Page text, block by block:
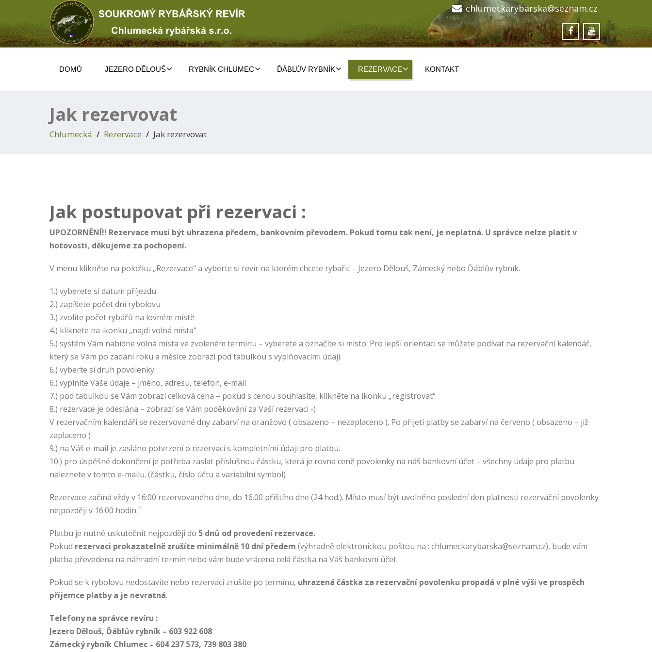
chlumeckarybarska@seznam.cz
DOMŮ JEZERO DĚLOUŠ RYBNÍK CHLUMEC ĎÁBLŮV RYBNÍK REZERVACE KONTAKT
Jak rezervovat
Chlumecká Rezervace Jak rezervovat
Jak postupovat při rezervaci :
UPOZORNĚNÍ!! Rezervace musí být uhrazena předem, bankovním převodem. Pokud tomu tak není, je neplatná. U správce nelze platit v
hotovosti, děkujeme za pochopení.
V menu klikněte na položku „Rezervace“ a vyberte si revír na kterém chcete rybařit – Jezero Dělouš, Zámecký nebo Ďáblův rybník.
1.) vyberete si datum příjezdu
2.) zapíšete počet dní rybolovu
3.) zvolíte počet rybářů na lovném místě
4.) kliknete na ikonku „najdi volná místa“
5.) systém Vám nabídne volná místa ve zvoleném termínu – vyberete a označíte si místo. Pro lepší orientaci se můžete podívat na rezervační kalendář,
který se Vám po zadání roku a měsíce zobrazí pod tabulkou s vyplňovacími údaji.
6.) vyberte si druh povolenky
6.) vyplníte Vaše údaje – jméno, adresu, telefon, e-mail
7.) pod tabulkou se Vám zobrazí celková cena – pokud s cenou souhlasíte, klikněte na ikonku „registrovat“
8.) rezervace je odeslána – zobrazí se Vám poděkování za Vaší rezervaci -)
V rezervačním kalendáři se rezervované dny zabarví na oranžovo ( obsazeno – nezaplaceno ). Po přijetí platby se zabarví na červeno ( obsazeno – již
zaplaceno )
9.) na Váš e-mail je zasláno potvrzení o rezervaci s kompletními údaji pro platbu.
10.) pro úspěšné dokončení je potřeba zaslat příslušnou částku, která je rovna ceně povolenky na náš bankovní účet – všechny údaje pro platbu
naleznete v tomto e-mailu. (částku, číslo účtu a variabilní symbol)
Rezervace začíná vždy v 16:00 rezervovaného dne, do 16.00 příštího dne (24 hod.). Místo musí být uvolněno poslední den platnosti rezervační povolenky
nejpozději v 16:00 hodin.¨
Platbu je nutné uskutečnit nejpozději do 5 dnů od provedení rezervace.
Pokud rezervaci prokazatelně zrušíte minimálně 10 dní předem (výhradně elektronickou poštou na : chlumeckarybarska@seznam.cz), bude vám
platba převedena na náhradní termín nebo vám bude vrácena celá částka na Váš bankovní účet.
Pokud se k rybolovu nedostavíte nebo rezervaci zrušíte po termínu, uhrazená částka za rezervační povolenku propadá v plné výši ve prospěch
příjemce platby a je nevratná.
Telefony na správce revíru :
Jezero Dělouš, Ďáblův rybník – 603 922 608
Zámecký rybník Chlumec – 604 237 573, 739 803 380